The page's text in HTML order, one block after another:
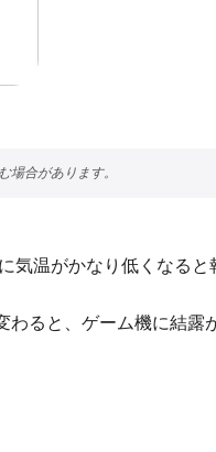
気温がかなり低くなる
わると、ゲーム機に結